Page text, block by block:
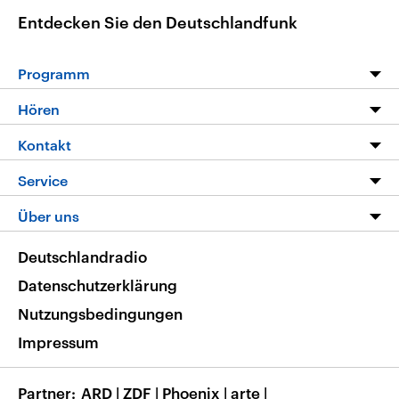
Entdecken Sie den Deutschlandfunk
Programm
Programm
Die Nachrichten
Nachrichtenleicht
Neue Beiträge auf dlf.de
Hören
Livestream
Podcasts
Deutschlandfunk App
Nachrichten App
Frequenzen
Kontakt
Hörerservice
Service
FAQ
Veranstaltungen
Musikliste
RSS
Über uns
Barrierefreiheit
Deutschlandradio
Datenschutzerklärung
Nutzungsbedingungen
Impressum
Partner ARD | ZDF | Phoenix | arte |